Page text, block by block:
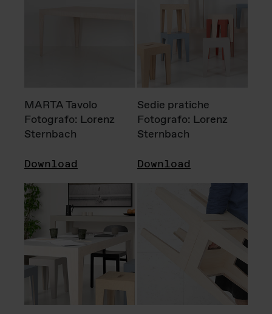
MARTA Tavolo
Fotografo: Lorenz
Sternbach
Download
Sedie pratiche
Fotografo: Lorenz
Sternbach
Download